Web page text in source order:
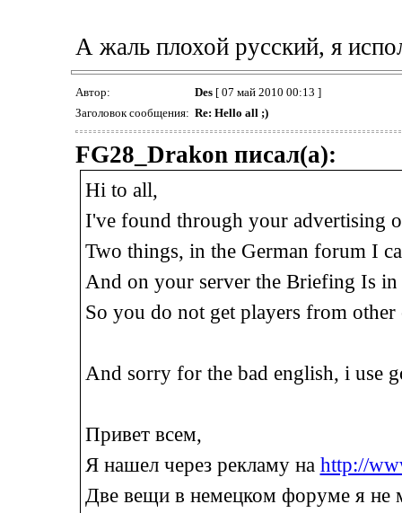
А жаль плохой русский, я
Автор: Des[ 07 май 2010 00:13 ]
Заголовок сообщения: Re: Hello all ;)
FG28_Drakon писал(а):
Hi to all,
I've found through your advertising
Two things, in the German forum I
And on your server the Briefing Is
So you do not get players from other
And sorry for the bad english, i use
Привет всем,
Я нашел через рекламу на http://
Две вещи в немецком форуме я не